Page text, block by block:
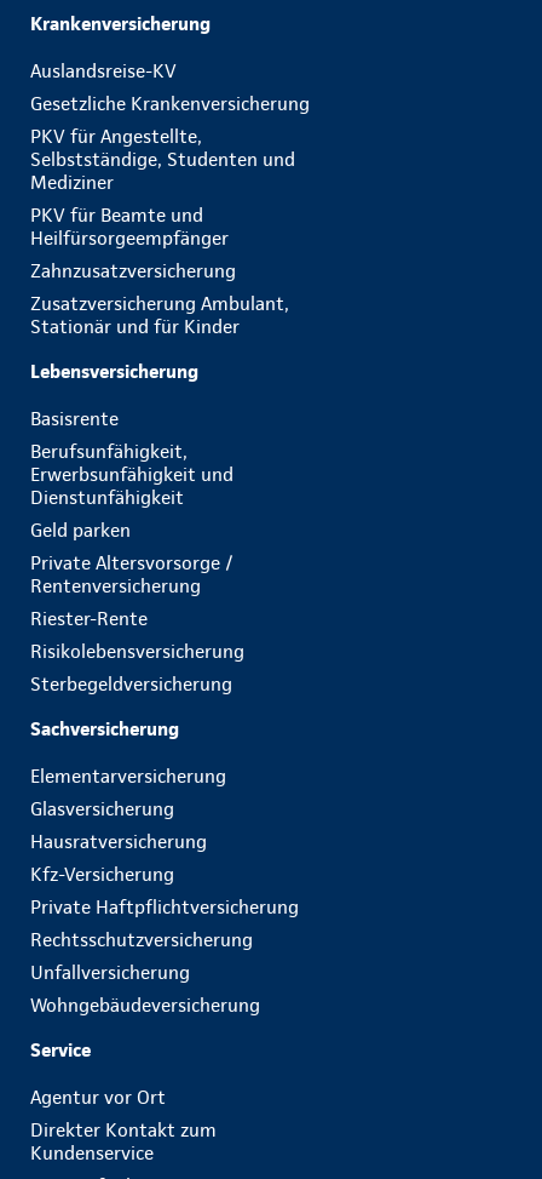
Krankenversicherung
Auslandsreise-KV
Gesetzliche Krankenversicherung
PKV für Angestellte,
Selbstständige, Studenten und
Mediziner
PKV für Beamte und
Heilfürsorgeempfänger
Zahnzusatzversicherung
Zusatzversicherung Ambulant,
Stationär und für Kinder
Lebensversicherung
Basisrente
Berufsunfähigkeit,
Erwerbsunfähigkeit und
Dienstunfähigkeit
Geld parken
Private Altersvorsorge /
Rentenversicherung
Riester-Rente
Risikolebensversicherung
Sterbegeldversicherung
Sachversicherung
Elementarversicherung
Glasversicherung
Hausratversicherung
Kfz-Versicherung
Private Haftpflichtversicherung
Rechtsschutzversicherung
Unfallversicherung
Wohngebäudeversicherung
Service
Agentur vor Ort
Direkter Kontakt zum
Kundenservice